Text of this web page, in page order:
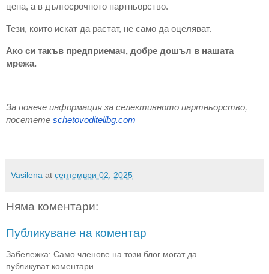
цена, а в дългосрочното партньорство.
Тези, които искат да растат, не само да оцеляват.
Ако си такъв предприемач, добре дошъл в нашата
мрежа.
За повече информация за селективното партньорство,
посетете schetovoditelibg.com
Vasilena at септември 02, 2025
Няма коментари:
Публикуване на коментар
Забележка: Само членове на този блог могат да
публикуват коментари.